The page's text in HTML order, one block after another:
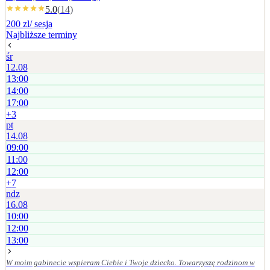
5.0(14)
200 zl/ sesja
Najbliższe terminy
śr
12.08
13:00
14:00
17:00
+3
pt
14.08
09:00
11:00
12:00
+7
ndz
16.08
10:00
12:00
13:00
W moim gabinecie wspieram Ciebie i Twoje dziecko. Towarzyszę rodzinom w